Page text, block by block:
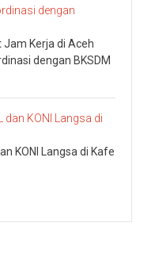
Jam Kerja di Aceh
dengan BKSDM
KONI Langsa di Kafe